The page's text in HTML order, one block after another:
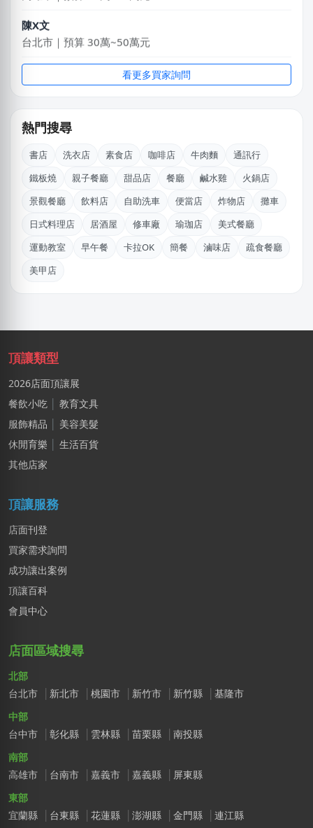
陳X文
台北市｜預算 30萬~50萬元
林X志
台中市｜預算 10萬~30萬元
新北市｜預算 10萬~30萬元
李X綺
新北市｜預算 10萬~30萬元
林X羽
桃園市｜預算 10萬~30萬元
施X玉
桃園市｜預算 10萬~30萬元
謝X聿
高雄市｜預算 30萬~50萬元
陳X文
台北市｜預算 30萬~50萬元
林X志
台中市｜預算 10萬~30萬元
新北市｜預算 10萬~30萬元
看更多買家詢問
熱門搜尋
書店 洗衣店 素食店 咖啡店 牛肉麵
通訊行
鐵板燒
親子餐廳 甜品店 餐廳 鹹水雞
火鍋店
景觀餐廳
飲料店 自助洗車 便當店 炸物店
攤車
日式料理店
居酒屋 修車廠 瑜珈店
美式餐廳
運動教室
早午餐 卡拉OK 簡餐 滷味店
疏食餐廳
美甲店
頂讓類型
2026店面頂讓展
餐飲小吃
教育文具
服飾精品
美容美髮
休閒育樂
生活百貨
其他店家
頂讓服務
店面刊登
買家需求詢問
成功讓出案例
頂讓百科
會員中心
店面區域搜尋
北部
台北市
新北市 桃園市 新竹市 新竹縣
基隆市
中部
台中市
彰化縣 雲林縣 苗栗縣
南投縣
南部
高雄市
台南市 嘉義市 嘉義縣
屏東縣
東部
宜蘭縣
台東縣 花蓮縣 澎湖縣 金門縣 連江縣